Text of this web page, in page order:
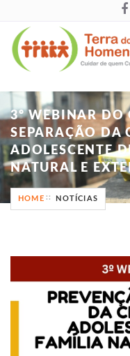
3º WEBINAR DO
SEPARAÇÃO DA
ADOLESCENTE
NATURAL E
HOME NOTÍCIAS